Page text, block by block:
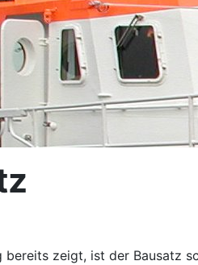
bereits zeigt, ist der Bausatz